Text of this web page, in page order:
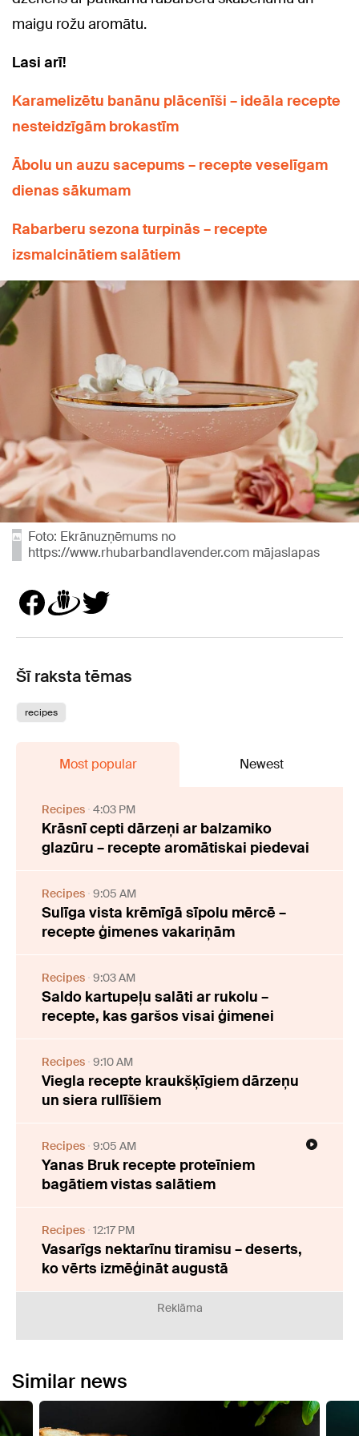
maigu rožu aromātu.
Lasi arī!
Karamelizētu banānu plācenīši – ideāla recepte
nesteidzīgām brokastīm
Ābolu un auzu sacepums – recepte veselīgam
dienas sākumam
Rabarberu sezona turpinās – recepte
izsmalcinātiem salātiem
Foto: Ekrānuzņēmums no
https://www.rhubarbandlavender.com mājaslapas
Šī raksta tēmas
recipes
Most popular Newest
Recipes 4:03 PM
Krāsnī cepti dārzeņi ar balzamiko
glazūru – recepte aromātiskai piedevai
Recipes 9:05 AM
Sulīga vista krēmīgā sīpolu mērcē –
recepte ģimenes vakariņām
Recipes 9:03 AM
Saldo kartupeļu salāti ar rukolu –
recepte, kas garšos visai ģimenei
Recipes 9:10 AM
Viegla recepte kraukšķīgiem dārzeņu
un siera rullīšiem
Recipes 9:05 AM
Yanas Bruk recepte proteīniem
bagātiem vistas salātiem
Recipes 12:17 PM
Vasarīgs nektarīnu tiramisu – deserts,
ko vērts izmēģināt augustā
Reklāma
Similar news